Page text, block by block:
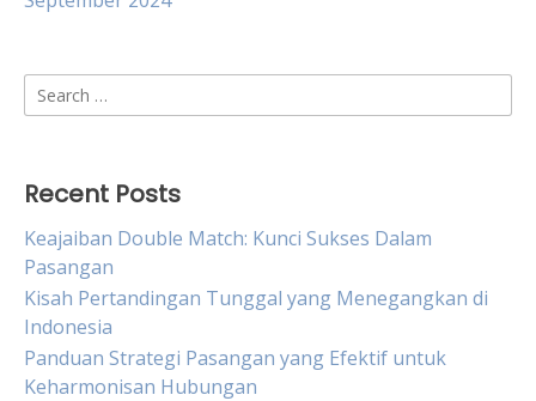
Search
for:
Recent Posts
Keajaiban Double Match: Kunci Sukses Dalam
Pasangan
Kisah Pertandingan Tunggal yang Menegangkan di
Indonesia
Panduan Strategi Pasangan yang Efektif untuk
Keharmonisan Hubungan